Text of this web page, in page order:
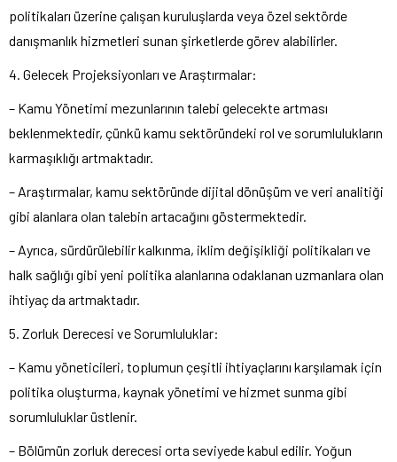
politikaları üzerine çalışan kuruluşlarda veya özel sektörde
danışmanlık hizmetleri sunan şirketlerde görev alabilirler.
4. Gelecek Projeksiyonları ve Araştırmalar:
– Kamu Yönetimi mezunlarının talebi gelecekte artması
beklenmektedir, çünkü kamu sektöründeki rol ve sorumlulukların
karmaşıklığı artmaktadır.
– Araştırmalar, kamu sektöründe dijital dönüşüm ve veri analitiği
gibi alanlara olan talebin artacağını göstermektedir.
– Ayrıca, sürdürülebilir kalkınma, iklim değişikliği politikaları ve
halk sağlığı gibi yeni politika alanlarına odaklanan uzmanlara olan
ihtiyaç da artmaktadır.
5. Zorluk Derecesi ve Sorumluluklar:
– Kamu yöneticileri, toplumun çeşitli ihtiyaçlarını karşılamak için
politika oluşturma, kaynak yönetimi ve hizmet sunma gibi
sorumluluklar üstlenir.
– Bölümün zorluk derecesi orta seviyede kabul edilir. Yoğun